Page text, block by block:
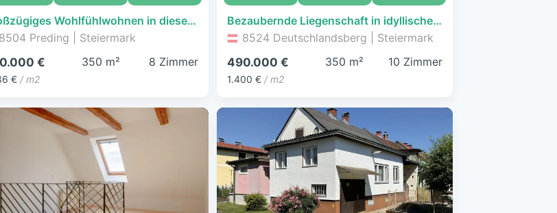
Großzügiges Wohlfühlwohnen in diesem Anwesen mit Stil und Geschichte
8504 Preding | Steiermark
€
€/ m2
350 m² 8 Zimmer
Bezaubernde Liegenschaft in idyllischer Lage
8524 Deutschlandsberg | Steiermark
490.000 €
1.400 € / m2
350 m² 10 Zimmer